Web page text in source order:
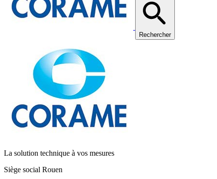
Rechercher
La solution technique à vos mesures
Siège social Rouen